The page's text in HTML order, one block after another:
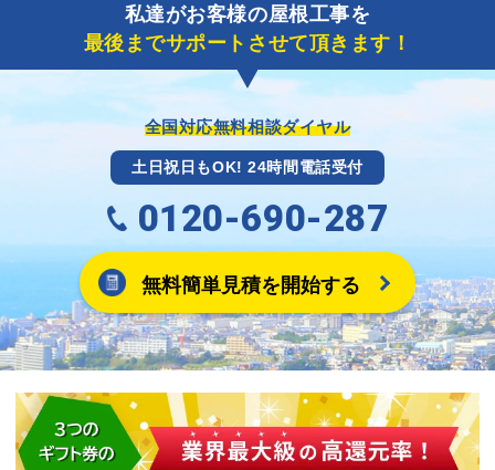
私達がお客様の屋根工事を
最後までサポートさせて頂きます！
全国対応無料相談ダイヤル
土日祝日もOK! 24時間電話受付
0120-690-287
無料簡単見積を開始する